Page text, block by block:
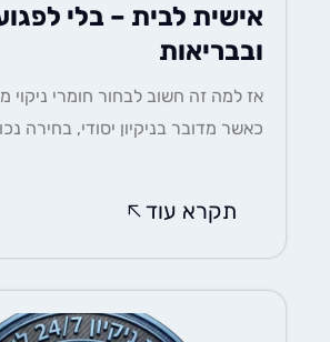
אישית לבית – בלי לפגוע
ובבריאות
אז למה זה חשוב לבחור חומרי ניקוי מתאימים?
כאשר מדובר בניקיון יסודי, בחירה נכונה של....
תקרא עוד